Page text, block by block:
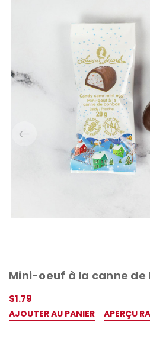
Mini-oeuf à la canne de
$1.79
AJOUTER AU PANIER APERÇU
📢Pssst...
infolettre et
Numéro de téléphone